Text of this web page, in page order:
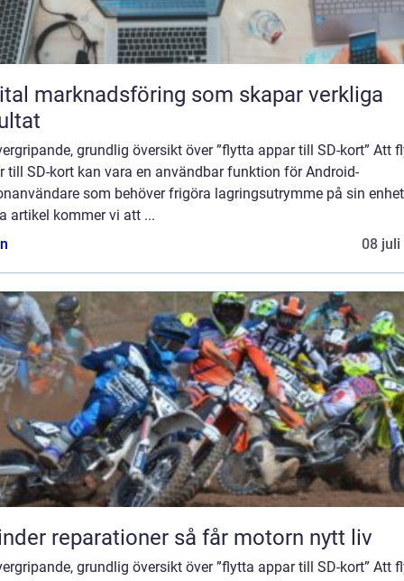
marknadsföring som skapar verkliga
grundlig översikt över ”flytta appar till SD-kort” Att
till SD-kort kan vara en användbar funktion för Android-
som behöver frigöra lagringsutrymme på sin
artikel kommer vi att ...
08 juli
Cylinder reparationer så får motorn nytt liv
grundlig översikt över ”flytta appar till SD-kort” Att